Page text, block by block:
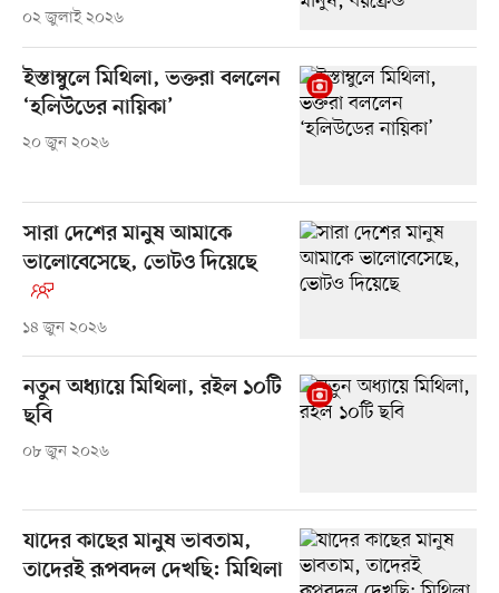
০২ জুলাই ২০২৬
ইস্তাম্বুলে মিথিলা, ভক্তরা বললেন
‘হলিউডের নায়িকা’
২০ জুন ২০২৬
সারা দেশের মানুষ আমাকে
ভালোবেসেছে, ভোটও দিয়েছে
১৪ জুন ২০২৬
নতুন অধ্যায়ে মিথিলা, রইল ১০টি
ছবি
০৮ জুন ২০২৬
যাদের কাছের মানুষ ভাবতাম,
তাদেরই রূপবদল দেখছি: মিথিলা